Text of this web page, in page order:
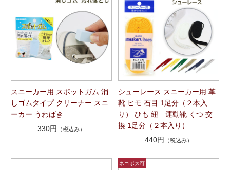
スニーカー用 スポットガム 消
しゴムタイプ クリーナー スニ
ーカー うわばき
330円
（税込み）
シューレース スニーカー用 革
靴 ヒモ 石目 1足分（２本入
り） ひも 紐 運動靴 くつ 交
換 1足分（２本入り）
440円
（税込み）